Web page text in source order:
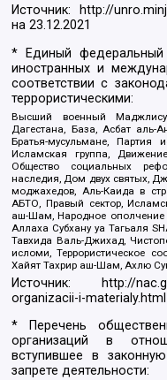
Источник: http://
на23.12.2021
* Единый федеральный
иностранных и
соответствии с
террористическими:
Высший военный
Дагестана, База, Асбат аль-
Братья-мусульмане, Партия
Исламская группа,
Общество социальных
наследия, Дом двух святых,
моджахедов, Аль-Каида в
АБТО, Правый сектор,
аш-Шам, Народное
Аллаха Субхану уа Тагьаля
Тавхида Валь-Джихад,
исломи, Террористическое
Хайят Тахрир аш-Шам, Ахлю
Источник:
http://
organizacii-i-materialy.html
* Перечень
организаций в
вступившее в
запрете деятельности: